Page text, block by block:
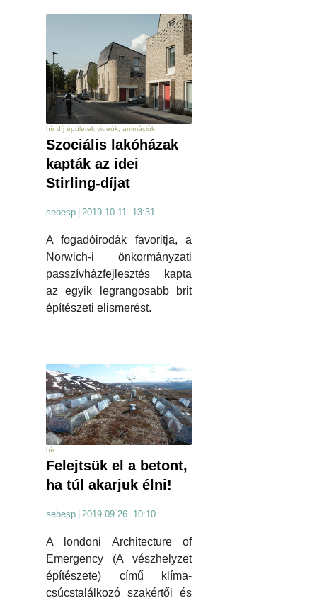
hír díj épületek videók, animációk
Szociális lakóházak
kapták az idei
Stirling-díjat
sebesp | 2019.10.11. 13:31
A fogadóirodák favoritja, a
Norwich-i önkormányzati
passzívházfejlesztés kapta
az egyik legrangosabb brit
építészeti elismerést.
hír
Felejtsük el a betont,
ha túl akarjuk élni!
sebesp 2019.09.26. 10:10
A londoni Architecture of
Emergency (A vészhelyzet
építészete) című klíma-
csúcstalálkozó szakértői és